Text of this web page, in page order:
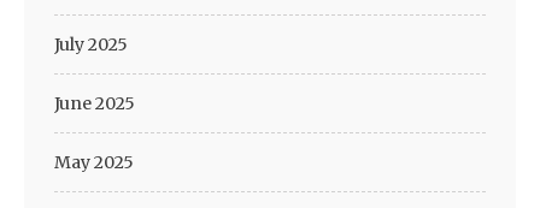
July 2025
June 2025
May 2025